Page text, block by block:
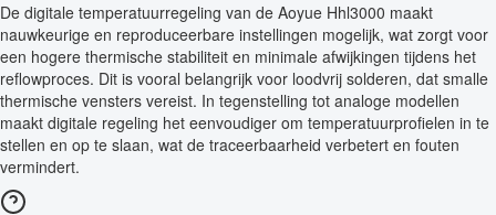
De digitale temperatuurregeling van de Aoyue Hhl3000 maakt
nauwkeurige en reproduceerbare instellingen mogelijk, wat zorgt voor
een hogere thermische stabiliteit en minimale afwijkingen tijdens het
reflowproces. Dit is vooral belangrijk voor loodvrij solderen, dat smalle
thermische vensters vereist. In tegenstelling tot analoge modellen
maakt digitale regeling het eenvoudiger om temperatuurprofielen in te
stellen en op te slaan, wat de traceerbaarheid verbetert en fouten
vermindert.